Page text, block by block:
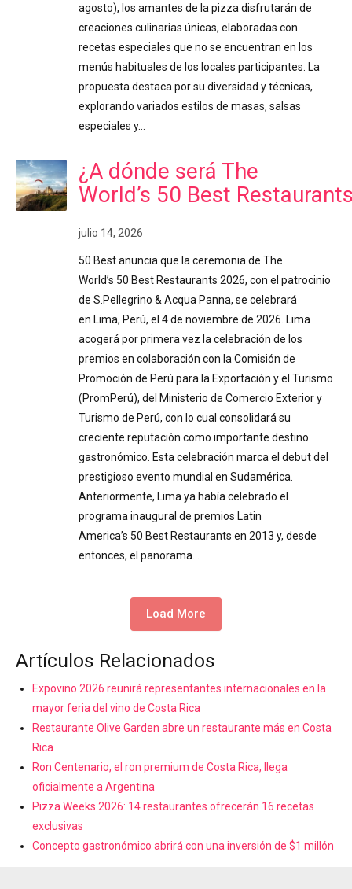
agosto), los amantes de la pizza disfrutarán de
creaciones culinarias únicas, elaboradas con
recetas especiales que no se encuentran en los
menús habituales de los locales participantes. La
propuesta destaca por su diversidad y técnicas,
explorando variados estilos de masas, salsas
especiales y…
¿A dónde será The
World’s 50 Best
julio 14, 2026
50 Best anuncia que la ceremonia de The
World’s 50 Best Restaurants 2026, con el patrocinio
de S.Pellegrino & Acqua Panna, se celebrará
en Lima, Perú, el 4 de noviembre de 2026. Lima
acogerá por primera vez la celebración de los
premios en colaboración con la Comisión de
Promoción de Perú para la Exportación y el Turismo
(PromPerú), del Ministerio de Comercio Exterior y
Turismo de Perú, con lo cual consolidará su
creciente reputación como importante destino
gastronómico. Esta celebración marca el debut del
prestigioso evento mundial en Sudamérica.
Anteriormente, Lima ya había celebrado el
programa inaugural de premios Latin
America’s 50 Best Restaurants en 2013 y, desde
entonces, el panorama…
Load More
Artículos Relacionados
Expovino 2026 reunirá representantes internacionales en la
mayor feria del vino de Costa Rica
Restaurante Olive Garden abre un restaurante más en Costa
Rica
Ron Centenario, el ron premium de Costa Rica, llega
oficialmente a Argentina
Pizza Weeks 2026: 14 restaurantes ofrecerán 16 recetas
exclusivas
Concepto gastronómico abrirá con una inversión de $1 millón